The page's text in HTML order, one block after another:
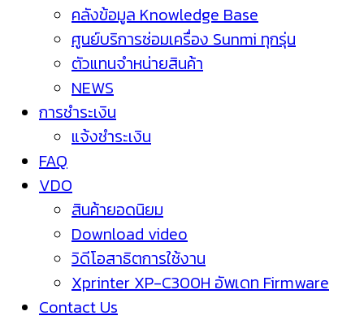
คลังข้อมูล Knowledge Base
ศูนย์บริการซ่อมเครื่อง Sunmi ทุกรุ่น
ตัวแทนจำหน่ายสินค้า
NEWS
การชำระเงิน
แจ้งชำระเงิน
FAQ
VDO
สินค้ายอดนิยม
Download video
วิดีโอสาธิตการใช้งาน
Xprinter XP-C300H อัพเดท Firmware
Contact Us